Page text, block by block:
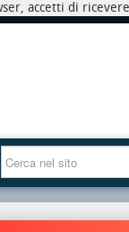
accetti di